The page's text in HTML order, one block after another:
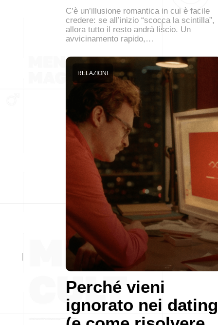
C’è un’illusione romantica in cui è facile
credere: se all’inizio “scocca la scintilla”,
allora tutto il resto andrà liscio. Un
avvicinamento rapido,…
Perché vieni
ignorato nei dating
RELAZIONI